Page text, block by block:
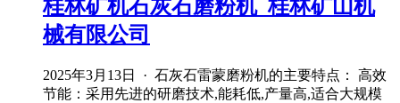
桂林矿机石灰石磨粉机_桂林矿山机
械有限公司
2025年3月13日 · 石灰石雷蒙磨粉机的主要特点： 高效
节能：采用先进的研磨技术,能耗低,产量高,适合大规模